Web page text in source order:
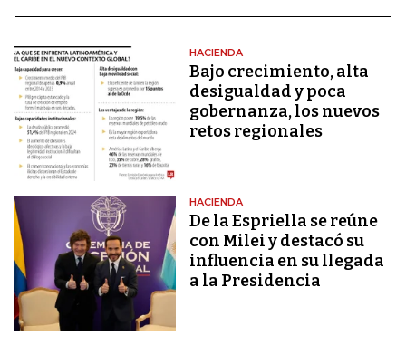
HACIENDA
Bajo crecimiento, alta
desigualdad y poca
gobernanza, los nuevos
retos regionales
HACIENDA
De la Espriella se reúne
con Milei y destacó su
influencia en su llegada
a la Presidencia